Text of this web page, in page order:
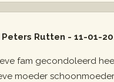
Peters Rutten - 11-01-
fam gecondoleerd
moeder